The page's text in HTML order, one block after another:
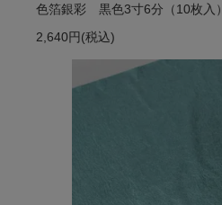
色箔銀彩 黒色3寸6分（10枚入）
2,640円 (税込)